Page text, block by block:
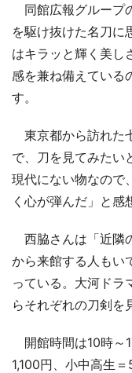
同館広報グループ
を駆け抜けた名刀に
はキラッと輝く美し
感を兼ね備えている
す。
東京都から訪れた
で、刀を見てみたい
現代にない物なので
く心が弾んだ」と感
西脇さんは「近隣
から来館する人もい
っている。大河ドラ
らそれぞれの刀剣を
開館時間は10時～
1,100円、小中高生